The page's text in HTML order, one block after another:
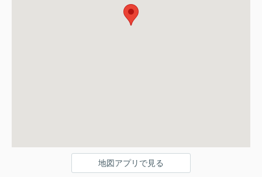
地図アプリで見る